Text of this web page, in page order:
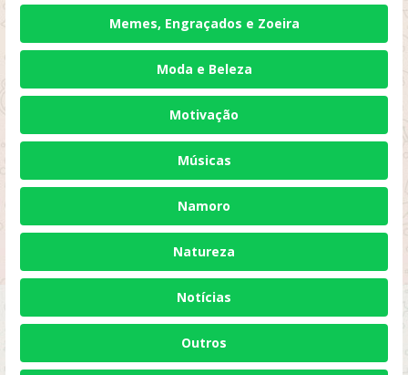
Memes, Engraçados e Zoeira
Moda e Beleza
Motivação
Músicas
Namoro
Natureza
Notícias
Outros